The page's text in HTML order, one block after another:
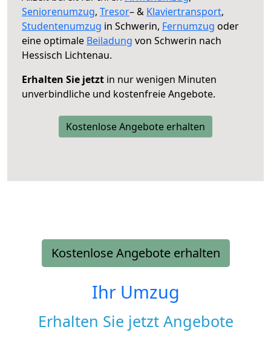
Seniorenumzug, Tresor– & Klaviertransport,
Studentenumzug in Schwerin, Fernumzug oder
eine optimale Beiladung von Schwerin nach
Hessisch Lichtenau.
Erhalten Sie jetzt in nur wenigen Minuten
unverbindliche und kostenfreie Angebote.
Kostenlose Angebote erhalten
Kostenlose Angebote erhalten
Ihr Umzug
Erhalten Sie jetzt Angebote